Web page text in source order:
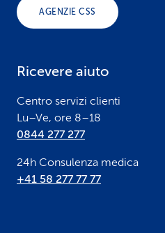
AGENZIE CSS
Ricevere aiuto
Centro servizi clienti
Lu–Ve, ore 8–18
0844 277 277
24h Consulenza medica
+41 58 277 77 77